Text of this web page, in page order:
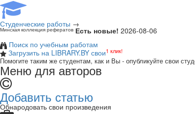
Студенческие работы →
Минская коллекция рефератов Есть новые! 2026-08-06
Поиск по учебным работам
Загрузить на LIBRARY.BY свои1 клик!
Помогите таким же студентам, как и Вы - опубликуйте свои
Меню для авторов
Добавить статью
Обнародовать свои произведения